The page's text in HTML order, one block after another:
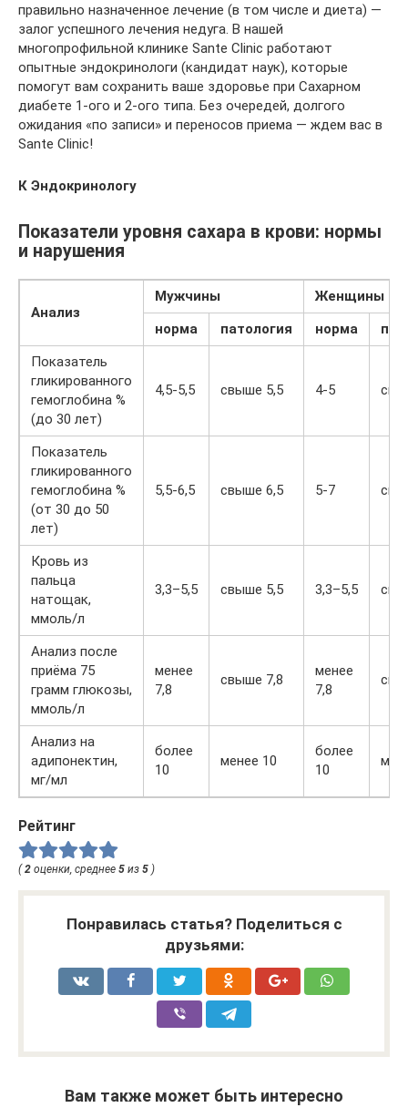
правильно назначенное лечение (в том числе и диета) —
залог успешного лечения недуга. В нашей
многопрофильной клинике Sante Clinic работают
опытные эндокринологи (кандидат наук), которые
помогут вам сохранить ваше здоровье при Сахарном
диабете 1-ого и 2-ого типа. Без очередей, долгого
ожидания «по записи» и переносов приема — ждем вас в
Sante Clinic!
К Эндокринологу
Показатели уровня сахара в крови: нормы
и нарушения
Анализ
Мужчины
Женщины
норма
патология норма
Показатель
гликированного
гемоглобина %
(до 30 лет)
4,5-5,5 свыше 5,5 4-5
Показатель
гликированного
гемоглобина %
(от 30 до 50
лет)
5,5-6,5 свыше 6,5 5-7
Кровь из
пальца
натощак,
ммоль/л
3,3–5,5 свыше 5,5 3,3–5,5
Анализ после
приёма 75
грамм глюкозы,
ммоль/л
менее
7,8
свыше 7,8
менее
7,8
Анализ на
адипонектин,
мг/мл
более
10
менее 10
более
10
Рейтинг
(2 оценки, среднее 5 из 5 )
Понравилась статья? Поделиться с
друзьями:
Вам также может быть интересно